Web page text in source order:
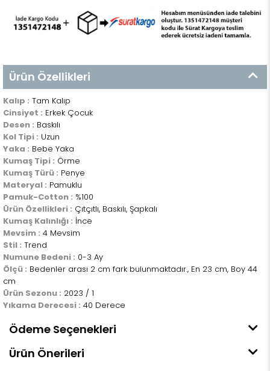
Ürün Özellikleri
Kalıp : Tam Kalıp
Cinsiyet : Erkek Çocuk
Desen : Baskılı
Kol Tipi : Uzun
Yaka : Bebe Yaka
Kumaş Tipi : Örme
Kumaş Türü : Penye
Materyal : Pamuklu
Pamuk-Cotton : %100
Ürün Özellikleri : Çıtçıtlı, Baskılı, Şapkalı
Kumaş Kalınlığı : İnce
Mevsim : 4 Mevsim
Stil : Trend
Numune Bedeni : 0-3 Ay
Ölçü : Bedenler arası 2 cm fark bulunmaktadır., En 23 cm, Boy 44
cm
Ürün Sezonu : 2023 / 1
Yıkama Derecesi : 40 Derece
Ödeme Seçenekleri
Ürün Önerileri